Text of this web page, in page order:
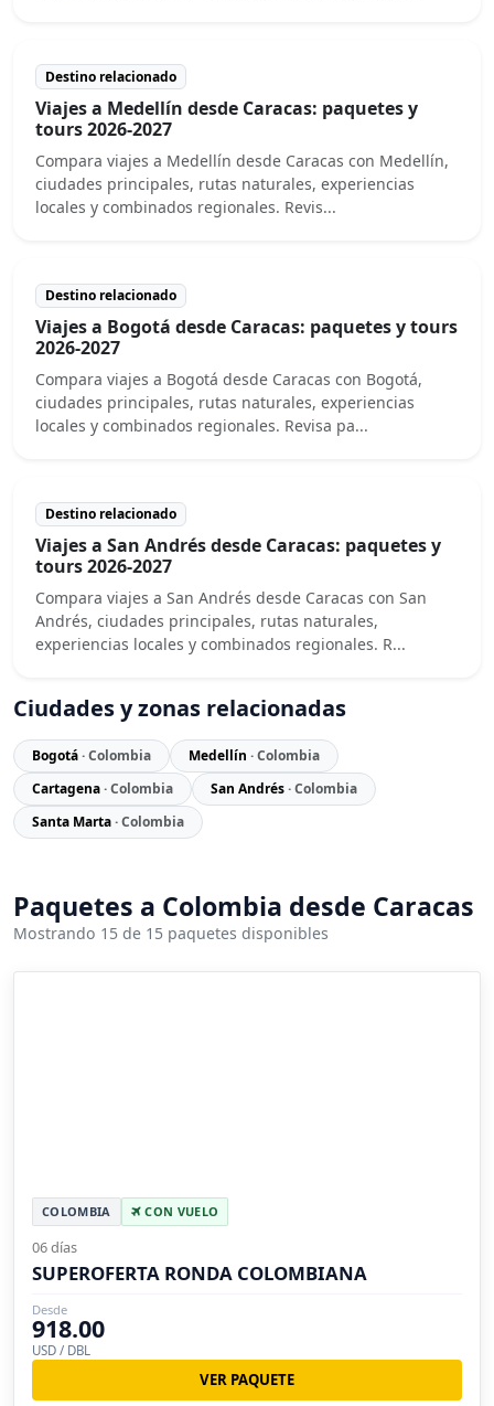
Destino relacionado
Viajes a Medellín desde Caracas: paquetes y
tours 2026-2027
Compara viajes a Medellín desde Caracas con Medellín,
ciudades principales, rutas naturales, experiencias
locales y combinados regionales. Revis...
Destino relacionado
Viajes a Bogotá desde Caracas: paquetes y tours
2026-2027
Compara viajes a Bogotá desde Caracas con Bogotá,
ciudades principales, rutas naturales, experiencias
locales y combinados regionales. Revisa pa...
Destino relacionado
Viajes a San Andrés desde Caracas: paquetes y
tours 2026-2027
Compara viajes a San Andrés desde Caracas con San
Andrés, ciudades principales, rutas naturales,
experiencias locales y combinados regionales. R...
Ciudades y zonas relacionadas
Bogotá· Colombia Medellín · Colombia
Cartagena· Colombia San Andrés· Colombia
Santa Marta· Colombia
Paquetes a Colombia desde Caracas
Mostrando 15 de 15 paquetes disponibles
COLOMBIA CON VUELO
06 días
SUPEROFERTA RONDA COLOMBIANA
Desde
918.00
USD / DBL
VER PAQUETE